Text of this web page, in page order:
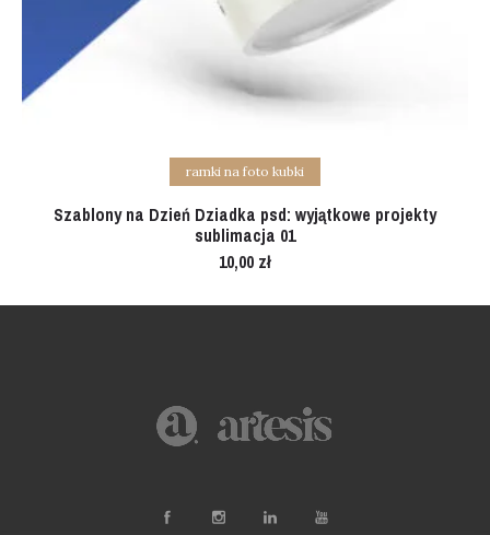
Add to cart
ramki na foto kubki
Szablony na Dzień Dziadka psd: wyjątkowe projekty
sublimacja 01
10,00 zł